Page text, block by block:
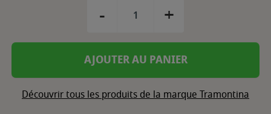
- +
AJOUTER AU PANIER
Découvrir tous les produits de la marque Tramontina